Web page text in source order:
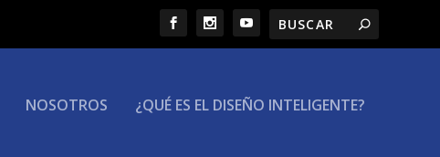
NOSOTROS ¿QUÉ ES EL DISEÑO INTELIGENTE?